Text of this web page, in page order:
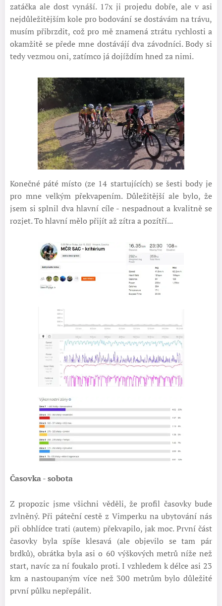
zatáčka ale dost vynáší. 17x ji projedu dobře, ale v asi
nejdůležitějším kole pro bodování se dostávám na trávu,
musím přibrzdit, což pro mě znamená ztrátu rychlosti a
okamžitě se přede mne dostávájí dva závodníci. Body si
tedy vezmou oni, zatímco já dojíždím hned za nimi.
Konečné páté místo (ze 14 startujících) se šesti body je
pro mne velkým překvapením. Důležitější ale bylo, že
jsem si splnil dva hlavní cíle - nespadnout a kvalitně se
rozjet. To hlavní mělo přijít až zítra a pozítří...
Časovka - sobota
Z propozic jsme všichni věděli, že profil časovky bude
zvlněný. Při páteční cestě z Vimperku na ubytování nás
při obhlídce trati (autem) překvapilo, jak moc. První část
časovky byla spíše klesavá (ale objevilo se tam pár
brdků), obrátka byla asi o 60 výškových metrů níže než
start, navíc za ní foukalo proti. I vzhledem k délce asi 23
km a nastoupaným více než 300 metrům bylo důležité
první půlku nepřepálit.